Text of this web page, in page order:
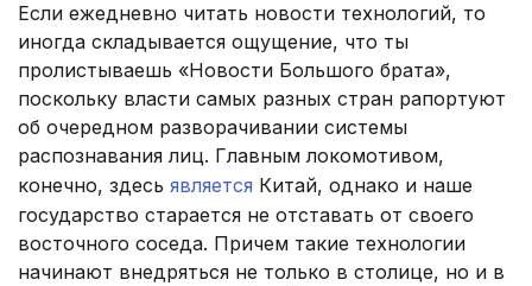
Если ежедневно читать новости технологий, то
иногда складывается ощущение, что ты
пролистываешь «Новости Большого брата»,
поскольку власти самых разных стран рапортуют
об очередном разворачивании системы
распознавания лиц. Главным локомотивом,
конечно, здесь является Китай, однако и наше
государство старается не отставать от своего
восточного соседа. Причем такие технологии
начинают внедряться не только в столице, но и в